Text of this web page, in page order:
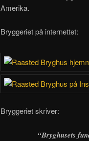
Amerika.
Bryggeriet på internettet:
Bryggeriet skriver:
“Bryghusets